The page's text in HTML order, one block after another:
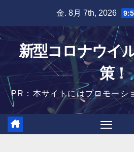
content
金. 8月 7th, 2026
新型コロナウイ
策！
PR：本サイトにはプロモーシ